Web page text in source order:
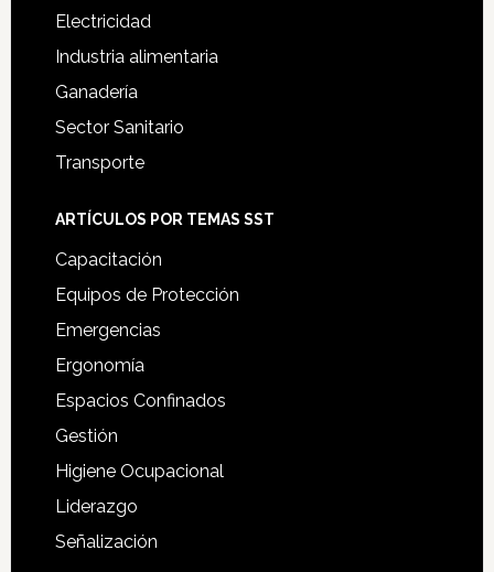
Electricidad
Industria alimentaria
Ganadería
Sector Sanitario
Transporte
ARTÍCULOS POR TEMAS SST
Capacitación
Equipos de Protección
Emergencias
Ergonomía
Espacios Confinados
Gestión
Higiene Ocupacional
Liderazgo
Señalización